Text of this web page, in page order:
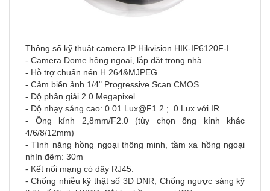
Thông số kỹ thuật camera IP Hikvision HIK-IP6120F-I
- Camera Dome hồng ngoại, lắp đặt trong nhà
- Hỗ trợ chuẩn nén H.264&MJPEG
- Cảm biến ảnh 1/4" Progressive Scan CMOS
- Độ phân giải 2.0 Megapixel
- Độ nhạy sáng cao: 0.01 Lux@F1.2 ; 0 Lux với IR
- Ống kính 2,8mm/F2.0 (tùy chọn ống kính khác
4/6/8/12mm)
- Tính năng hồng ngoại thông minh, tầm xa hồng ngoại
nhìn đêm: 30m
- Kết nối mạng có dây RJ45.
- Chống nhiễu kỹ thật số 3D DNR, Chống ngược sáng kỹ